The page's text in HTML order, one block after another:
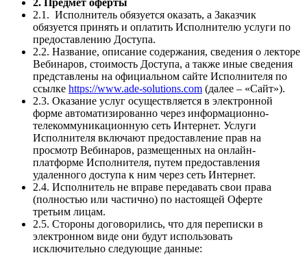
2.1. Исполнитель обязуется оказать, а Заказчик
обязуется принять и оплатить Исполнителю услуги по
предоставлению Доступа.
2.2. Название, описание содержания, сведения о лекторе
Вебинаров, стоимость Доступа, а также иные сведения
представлены на официальном сайте Исполнителя по
ссылке https://www.ade-solutions.com (далее – «Сайт»).
2.3. Оказание услуг осуществляется в электронной
форме автоматизированно через информационно-
телекоммуникационную сеть Интернет. Услуги
Исполнителя включают предоставление прав на
просмотр Вебинаров, размещенных на онлайн-
платформе Исполнителя, путем предоставления
удаленного доступа к ним через сеть Интернет.
2.4. Исполнитель не вправе передавать свои права
(полностью или частично) по настоящей Оферте
третьим лицам.
2.5. Стороны договорились, что для переписки в
электронном виде они будут использовать
исключительно следующие данные: